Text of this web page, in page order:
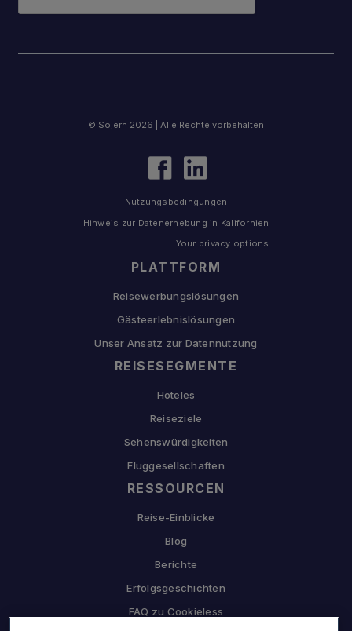
PLATTFORM
Reisewerbungslösungen
Gästeerlebnislösungen
Unser Ansatz zur Datennutzung
REISESEGMENTE
Hoteles
Reiseziele
Sehenswürdigkeiten
Fluggesellschaften
RESSOURCEN
Reise-Einblicke
Blog
Berichte
Erfolgsgeschichten
FAQ zu Cookieless
© Sojern 2026 | Alle Rechte vorbehalten
Nutzungsbedingungen
Hinweis zur Datenerhebung in Kalifornien
Your privacy options